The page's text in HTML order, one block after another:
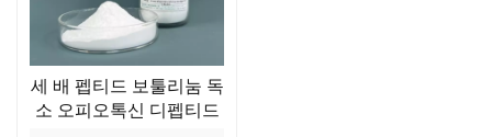
세 배 펩티드 보툴리눔 독
소 오피오톡신 디펩티드